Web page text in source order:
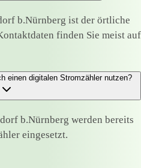
b.Nürnberg ist der örtliche
finden Sie meist auf
einen digitalen Stromzähler nutzen?
b.Nürnberg werden bereits
eingesetzt.